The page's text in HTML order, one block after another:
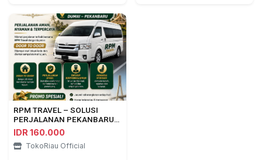
RPM TRAVEL – SOLUSI
PERJALANAN PEKANBARU
⇄ DUMAI
IDR 160.000
TokoRiau Official